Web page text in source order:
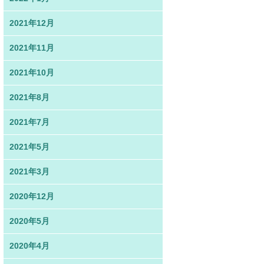
2021年12月
2021年11月
2021年10月
2021年8月
2021年7月
2021年5月
2021年3月
2020年12月
2020年5月
2020年4月